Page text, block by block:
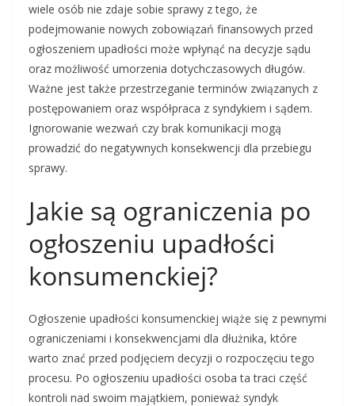
wiele osób nie zdaje sobie sprawy z tego, że
podejmowanie nowych zobowiązań finansowych przed
ogłoszeniem upadłości może wpłynąć na decyzje sądu
oraz możliwość umorzenia dotychczasowych długów.
Ważne jest także przestrzeganie terminów związanych z
postępowaniem oraz współpraca z syndykiem i sądem.
Ignorowanie wezwań czy brak komunikacji mogą
prowadzić do negatywnych konsekwencji dla przebiegu
sprawy.
Jakie są ograniczenia po
ogłoszeniu upadłości
konsumenckiej?
Ogłoszenie upadłości konsumenckiej wiąże się z pewnymi
ograniczeniami i konsekwencjami dla dłużnika, które
warto znać przed podjęciem decyzji o rozpoczęciu tego
procesu. Po ogłoszeniu upadłości osoba ta traci część
kontroli nad swoim majątkiem, ponieważ syndyk